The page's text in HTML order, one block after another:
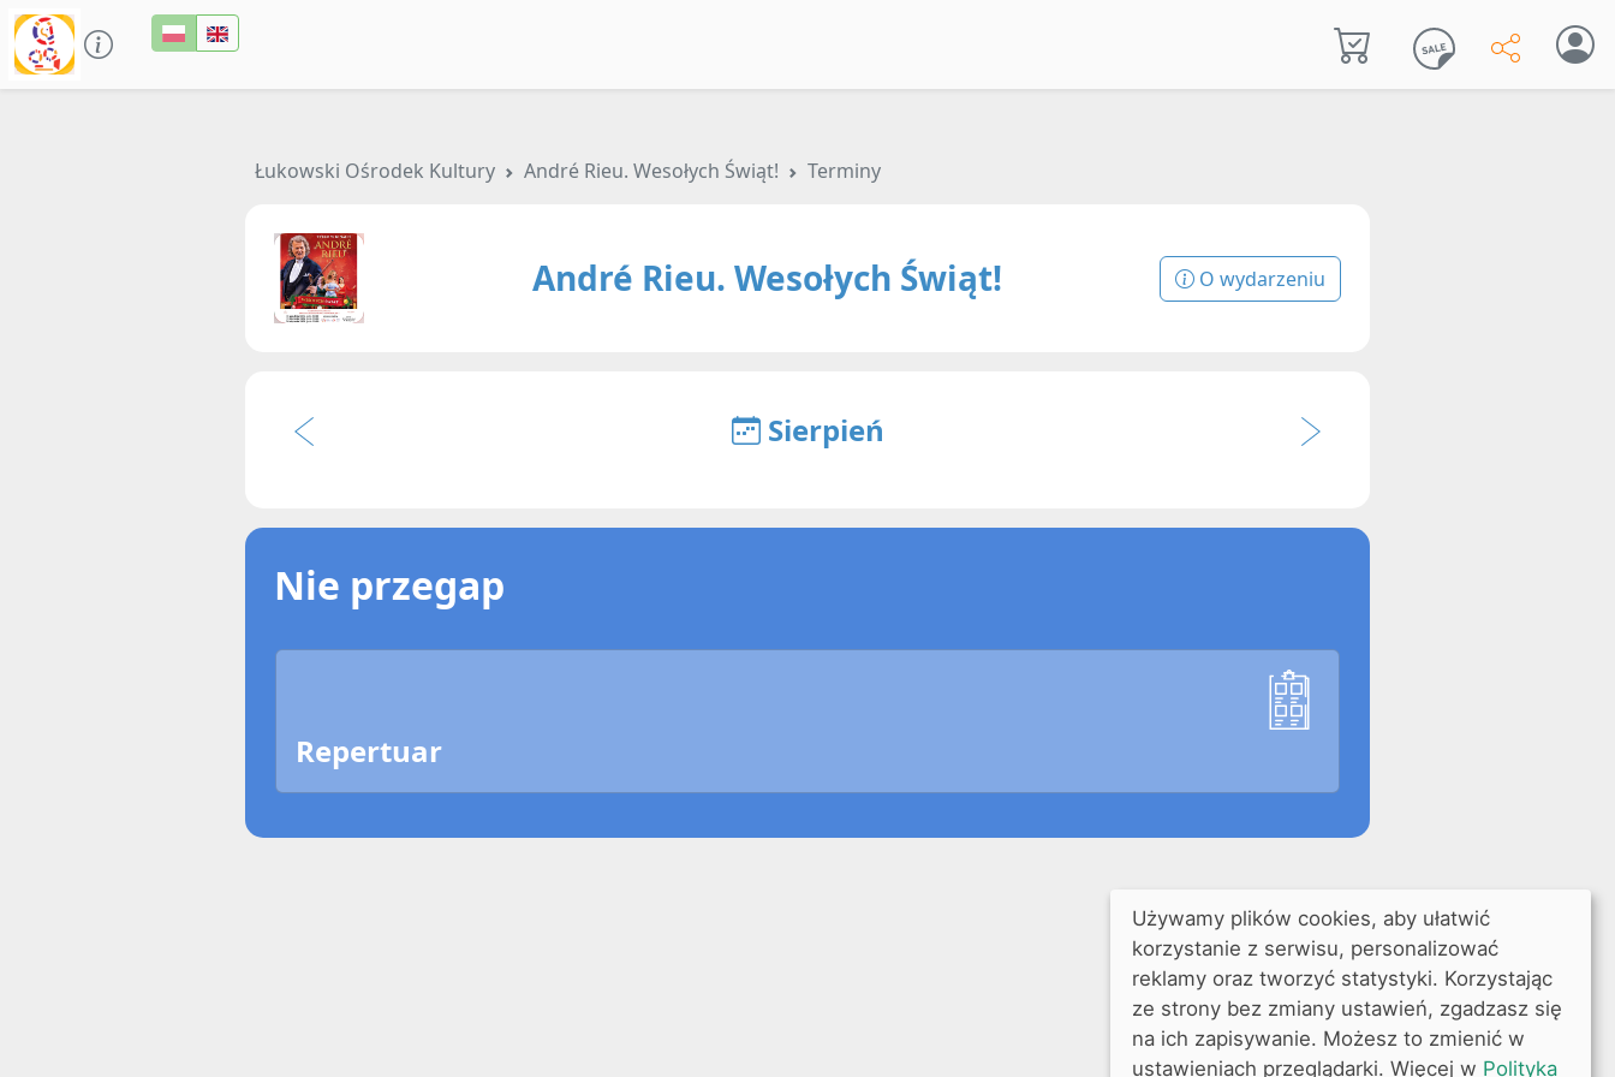
Łukowski Ośrodek Kultury André Rieu. Wesołych Świąt! Terminy
André Rieu. Wesołych Świąt! O wydarzeniu
Sierpień
Nie przegap
Repertuar
Używamy plików cookies, aby ułatwić
korzystanie z serwisu, personalizować
reklamy oraz tworzyć statystyki. Korzystając
ze strony bez zmiany ustawień, zgadzasz się
na ich zapisywanie. Możesz to zmienić w
ustawieniach przeglądarki. Więcej w Polityka